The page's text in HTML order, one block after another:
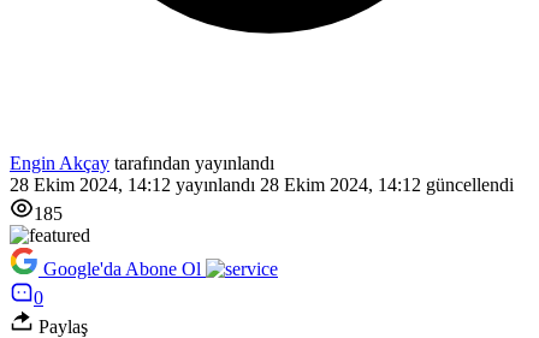
Engin Akçay tarafından yayınlandı
28 Ekim 2024, 14:12 yayınlandı 28 Ekim 2024, 14:12 güncellendi
185
Google'da Abone Ol
0
Paylaş